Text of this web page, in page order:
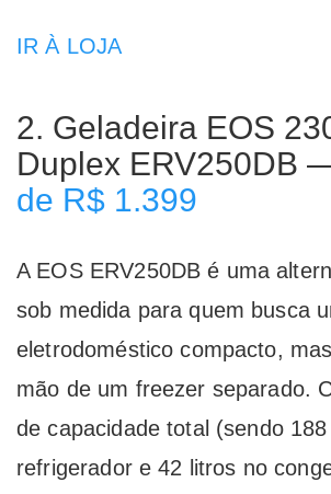
IR À LOJA
2. Geladeira EOS
Duplex ERV250DB
de R$ 1.399
A EOS ERV250DB é uma
sob medida para quem busca
eletrodoméstico compacto,
mão de um freezer separado.
de capacidade total (sendo
refrigerador e 42 litros no